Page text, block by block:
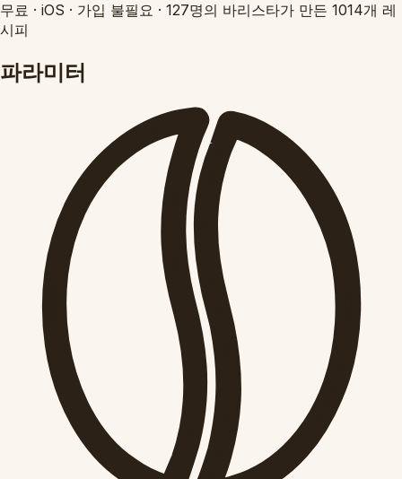
무료 · iOS · 가입 불필요 · 127명의 바리스타가 만든 1014개 레
시피
파라미터